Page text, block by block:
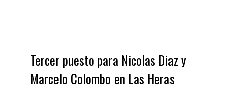
Tercer puesto para Nicolas Diaz y
Marcelo Colombo en Las Heras